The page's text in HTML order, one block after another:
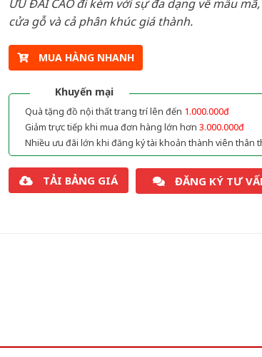
ƯU ĐÃI CAO đi kèm với sự đa dạng về mẫu
cửa gỗ và cả phân khúc giá thành.
MUA HÀNG NHANH
Khuyến mại
Quà tặng đồ nội thất trang trí lên đến 1.000.000đ
Giảm trực tiếp khi mua đơn hàng lớn hơn 3.000.000đ
Nhiều ưu đãi lớn khi đăng ký tài khoản thành viên thân
TẢI BẢNG GIÁ ĐĂNG KÝ TƯ